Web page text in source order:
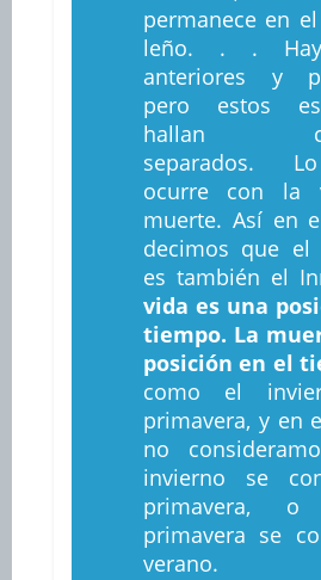
permanece en
leño. . . Hay
anteriores y
pero estos
hallan
separados.
ocurre con la
muerte. Así en
decimos que el
es también el
vida es una
tiempo. La
posición en el
como el
primavera, y en
no
invierno se
primavera,
primavera se
verano.